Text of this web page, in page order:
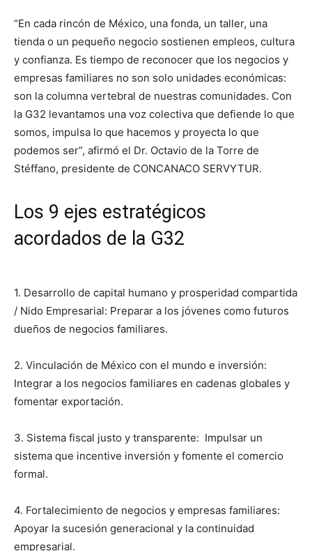
“En cada rincón de México, una fonda, un taller, una
tienda o un pequeño negocio sostienen empleos, cultura
y confianza. Es tiempo de reconocer que los negocios y
empresas familiares no son solo unidades económicas:
son la columna vertebral de nuestras comunidades. Con
la G32 levantamos una voz colectiva que defiende lo que
somos, impulsa lo que hacemos y proyecta lo que
podemos ser”, afirmó el Dr. Octavio de la Torre de
Stéffano, presidente de CONCANACO SERVYTUR.
Los 9 ejes estratégicos
acordados de la G32
1. Desarrollo de capital humano y prosperidad compartida
/ Nido Empresarial: Preparar a los jóvenes como futuros
dueños de negocios familiares.
2. Vinculación de México con el mundo e inversión:
Integrar a los negocios familiares en cadenas globales y
fomentar exportación.
3. Sistema fiscal justo y transparente: Impulsar un
sistema que incentive inversión y fomente el comercio
formal.
4. Fortalecimiento de negocios y empresas familiares:
Apoyar la sucesión generacional y la continuidad
empresarial.